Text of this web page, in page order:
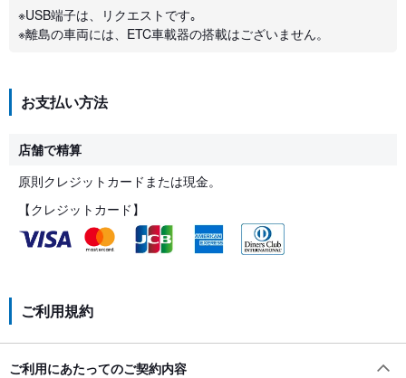
※USB端子は、リクエストです｡
※離島の車両には、ETC車載器の搭載はございません。
お支払い方法
店舗で精算
原則クレジットカードまたは現金。
【クレジットカード】
ご利用規約
ご利用にあたってのご契約内容